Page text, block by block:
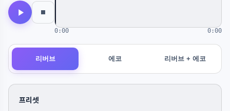
0:00 0:00
리버브 에코 리버브 + 에코
프리셋